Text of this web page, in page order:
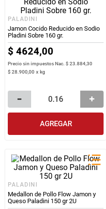
PALADINI
Jamon Cocido Reducido en Sodio
Pladini Sobre 160 gr.
$ 4624,00
Precio sin impuestos Nac.$ 23.884,30
$ 28.900,00 x kg
AGREGAR
PALADINI
Medallon de Pollo Flow Jamon y
Queso Paladini 150 gr 2U